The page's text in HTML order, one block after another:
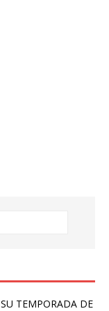
TEMPORADA DE